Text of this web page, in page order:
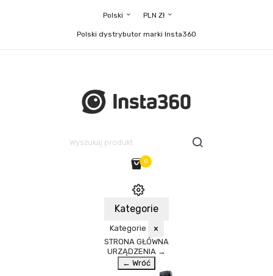
Polski PLN Zł
Polski dystrybutor marki Insta360
0
Kategorie
Kategorie ×
STRONA GŁÓWNA
URZĄDZENIA →
← Wróć